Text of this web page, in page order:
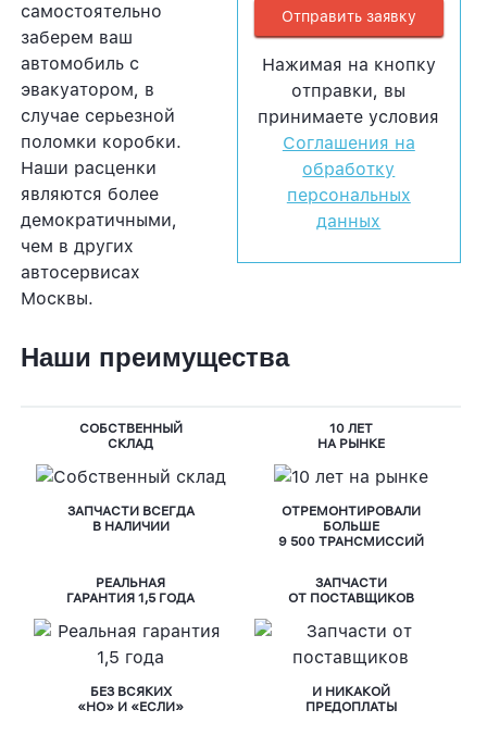
самостоятельно
заберем ваш
автомобиль с
эвакуатором, в
случае серьезной
поломки коробки.
Наши расценки
являются более
демократичными,
чем в других
автосервисах
Москвы.
Нажимая на кнопку
отправки, вы
принимаете условия
Соглашения на
обработку
персональных
данных
Наши преимущества
СОБСТВЕННЫЙ
СКЛАД
ЗАПЧАСТИ ВСЕГДА
В НАЛИЧИИ
10 ЛЕТ
НА РЫНКЕ
ОТРЕМОНТИРОВАЛИ
БОЛЬШЕ
9 500 ТРАНСМИССИЙ
РЕАЛЬНАЯ
ГАРАНТИЯ 1,5 ГОДА
БЕЗ ВСЯКИХ
«НО» И «ЕСЛИ»
ЗАПЧАСТИ
ОТ ПОСТАВЩИКОВ
И НИКАКОЙ
ПРЕДОПЛАТЫ